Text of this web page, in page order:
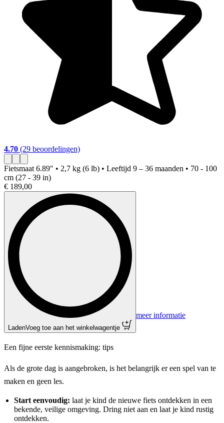
4.70 (29 beoordelingen)
Fietsmaat 6.89″ • 2,7 kg (6 lb) • Leeftijd 9 – 36 maanden • 70 - 100
cm (27 - 39 in)
€ 189,00
Laden Voeg toe aan het winkelwagentje
meer informatie
Een fijne eerste kennismaking: tips
Als de grote dag is aangebroken, is het belangrijk er een spel van te
maken en geen les.
Start eenvoudig: laat je kind de nieuwe fiets ontdekken in een
bekende, veilige omgeving. Dring niet aan en laat je kind rustig
ontdekken.